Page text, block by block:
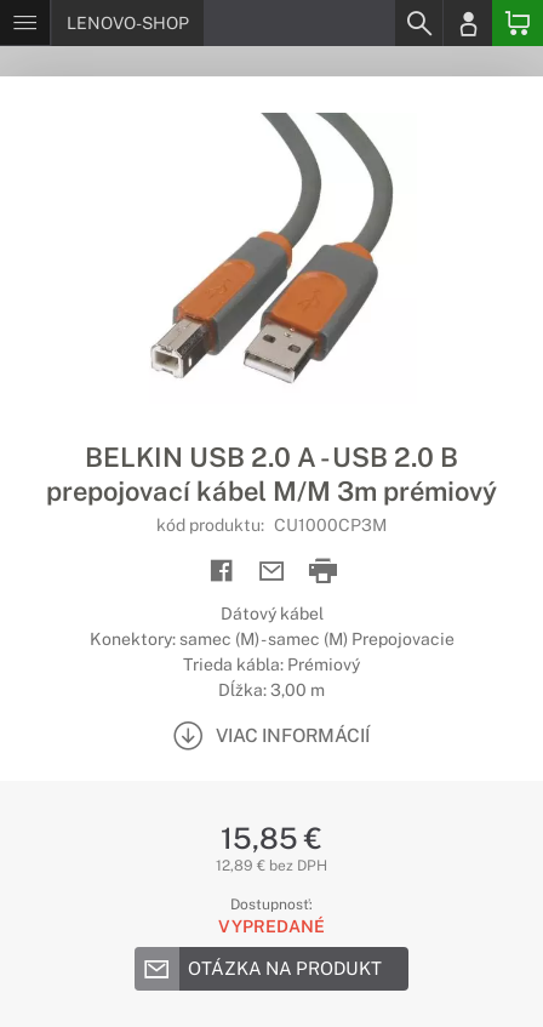
LENOVO-SHOP
BELKIN USB 2.0 A - USB 2.0 B
prepojovací kábel M/M 3m prémiový
kód produktu: CU1000CP3M
Dátový kábel
Konektory: samec (M) - samec (M) Prepojovacie
Trieda kábla: Prémiový
Dĺžka: 3,00 m
VIAC INFORMÁCIÍ
15,85 €
12,89 € bez DPH
Dostupnosť:
VYPREDANÉ
OTÁZKA NA PRODUKT